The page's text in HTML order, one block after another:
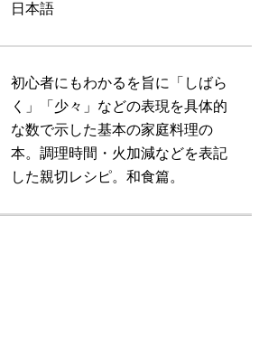
日本語
初心者にもわかるを旨に「しばら
く」「少々」などの表現を具体的
な数で示した基本の家庭料理の
本。調理時間・火加減などを表記
した親切レシピ。和食篇。